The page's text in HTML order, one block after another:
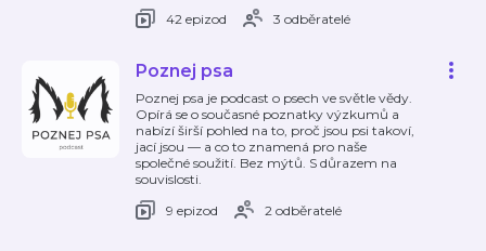
42 epizod
3 odběratelé
Poznej psa
Poznej psa je podcast o psech ve světle vědy.
Opírá se o současné poznatky výzkumů a
nabízí širší pohled na to, proč jsou psi takoví,
jací jsou — a co to znamená pro naše
společné soužití. Bez mýtů. S důrazem na
souvislosti.
9 epizod
2 odběratelé